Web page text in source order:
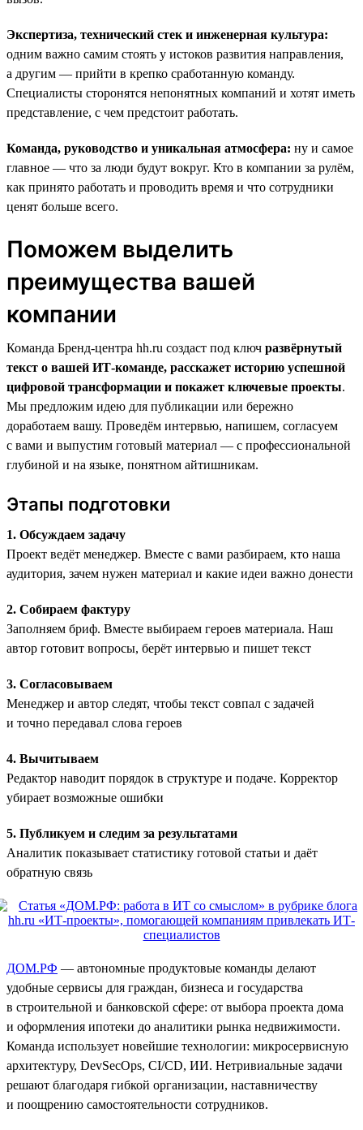
Экспертиза, технический стек и инженерная культура:
одним важно самим стоять у истоков развития направления,
а другим — прийти в крепко сработанную команду.
Специалисты сторонятся непонятных компаний и хотят иметь
представление, с чем предстоит работать.
Команда, руководство и уникальная атмосфера: ну и самое
главное — что за люди будут вокруг. Кто в компании за рулём,
как принято работать и проводить время и что сотрудники
ценят больше всего.
Поможем выделить
преимущества вашей
компании
Команда Бренд-центра hh.ru создаст под ключ развёрнутый
текст о вашей ИТ-команде, расскажет историю успешной
цифровой трансформации и покажет ключевые проекты.
Мы предложим идею для публикации или бережно
доработаем вашу. Проведём интервью, напишем, согласуем
с вами и выпустим готовый материал — с профессиональной
глубиной и на языке, понятном айтишникам.
Этапы подготовки
1. Обсуждаем задачу
Проект ведёт менеджер. Вместе с вами разбираем, кто наша
аудитория, зачем нужен материал и какие идеи важно донести
2. Собираем фактуру
Заполняем бриф. Вместе выбираем героев материала. Наш
автор готовит вопросы, берёт интервью и пишет текст
3. Согласовываем
Менеджер и автор следят, чтобы текст совпал с задачей
и точно передавал слова героев
4. Вычитываем
Редактор наводит порядок в структуре и подаче. Корректор
убирает возможные ошибки
5. Публикуем и следим за результатами
Аналитик показывает статистику готовой статьи и даёт
обратную связь
ДОМ.РФ — автономные продуктовые команды делают
удобные сервисы для граждан, бизнеса и государства
в строительной и банковской сфере: от выбора проекта дома
и оформления ипотеки до аналитики рынка недвижимости.
Команда использует новейшие технологии: микросервисную
архитектуру, DevSecOps, CI/CD, ИИ. Нетривиальные задачи
решают благодаря гибкой организации, наставничеству
и поощрению самостоятельности сотрудников.